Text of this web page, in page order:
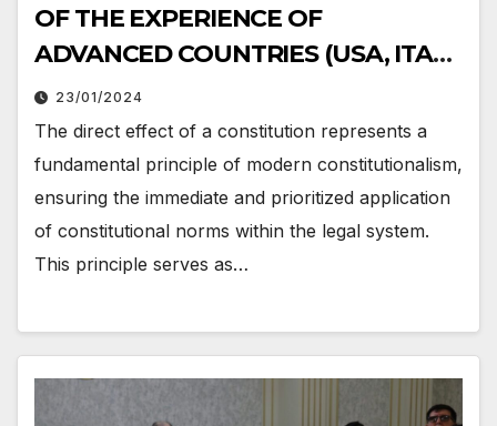
OF THE EXPERIENCE OF
ADVANCED COUNTRIES (USA, ITALY
AND FRANCE)
23/01/2024
The direct effect of a constitution represents a
fundamental principle of modern constitutionalism,
ensuring the immediate and prioritized application
of constitutional norms within the legal system.
This principle serves as…